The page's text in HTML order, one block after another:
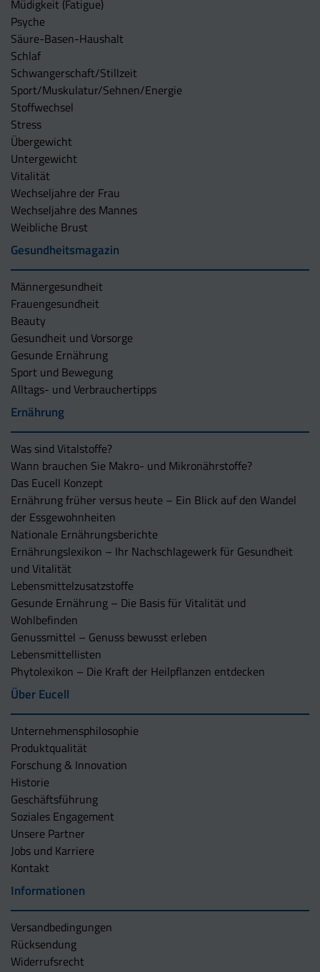
Müdigkeit (Fatigue)
Psyche
Säure-Basen-Haushalt
Schlaf
Schwangerschaft/Stillzeit
Sport/Muskulatur/Sehnen/Energie
Stoffwechsel
Stress
Übergewicht
Untergewicht
Vitalität
Wechseljahre der Frau
Wechseljahre des Mannes
Weibliche Brust
Gesundheitsmagazin
Männergesundheit
Frauengesundheit
Beauty
Gesundheit und Vorsorge
Gesunde Ernährung
Sport und Bewegung
Alltags- und Verbrauchertipps
Ernährung
Was sind Vitalstoffe?
Wann brauchen Sie Makro- und Mikronährstoffe?
Das Eucell Konzept
Ernährung früher versus heute – Ein Blick auf den Wandel
der Essgewohnheiten
Nationale Ernährungsberichte
Ernährungslexikon – Ihr Nachschlagewerk für Gesundheit
und Vitalität
Lebensmittelzusatzstoffe
Gesunde Ernährung – Die Basis für Vitalität und
Wohlbefinden
Genussmittel – Genuss bewusst erleben
Lebensmittellisten
Phytolexikon – Die Kraft der Heilpflanzen entdecken
Über Eucell
Unternehmens­philosophie
Produktqualität
Forschung & Innovation
Historie
Geschäftsführung
Soziales Engagement
Unsere Partner
Jobs und Karriere
Kontakt
Informationen
Versandbedingungen
Rücksendung
Widerrufsrecht